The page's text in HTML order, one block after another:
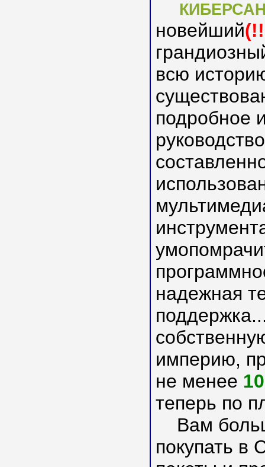
новейший
всю
подробное
надежная
империю,
не менее
теперь по
Вам
покупать в